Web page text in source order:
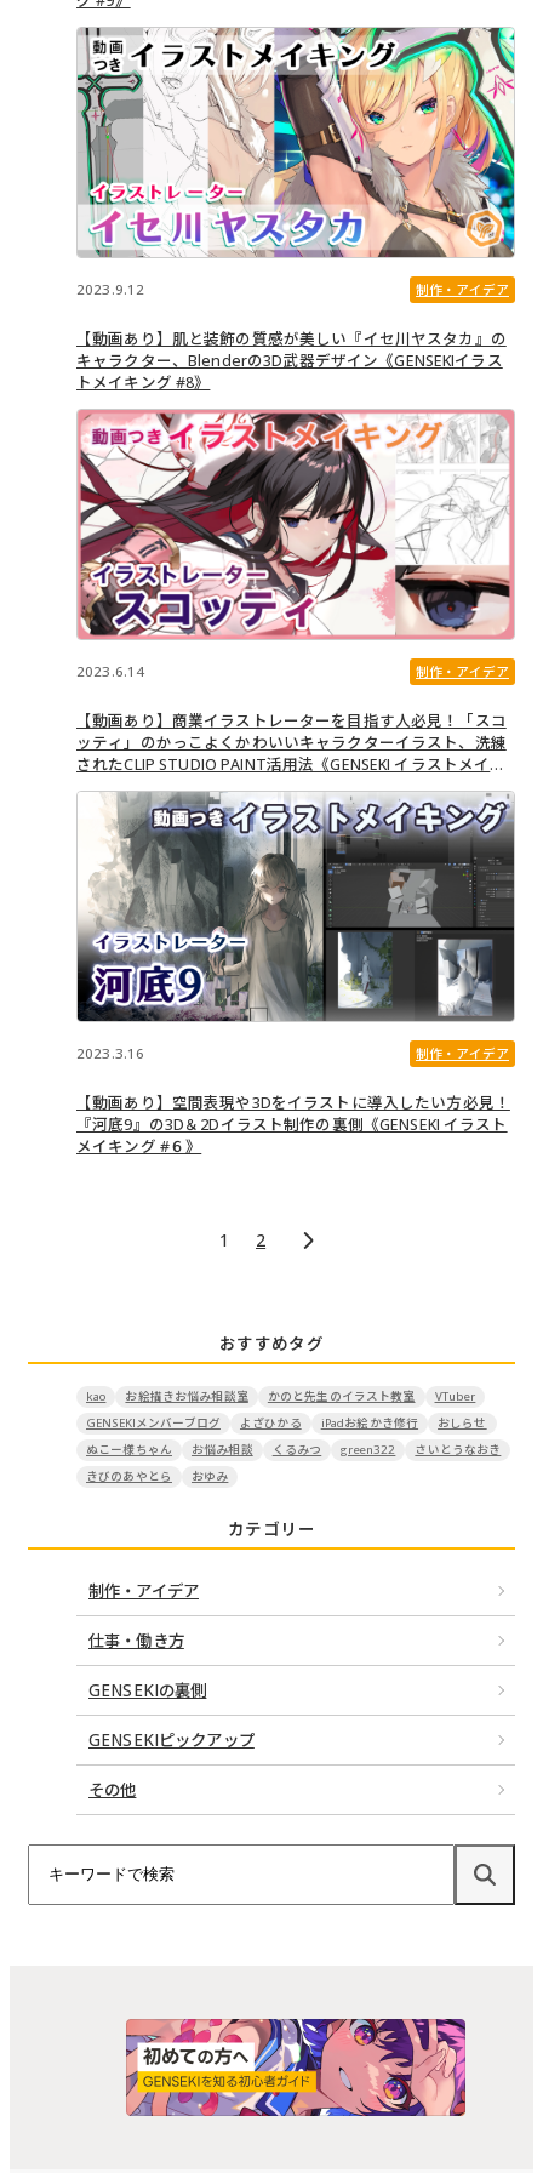
2023.9.12 制作・アイデア
【動画あり】肌と装飾の質感が美しい『イセ川ヤスタカ』の
キャラクター、Blenderの3D武器デザイン《GENSEKIイラス
トメイキング #8》
2023.6.14 制作・アイデア
【動画あり】商業イラストレーターを目指す人必見！「スコ
ッティ」のかっこよくかわいいキャラクターイラスト、洗練
されたCLIP STUDIO PAINT活用法《GENSEKI イラストメイキ
ング #7》
2023.3.16 制作・アイデア
【動画あり】空間表現や3Dをイラストに導入したい方必見！
『河底9』の3D＆2Dイラスト制作の裏側《GENSEKI イラスト
メイキング #６》
1 2
おすすめタグ
kao お絵描きお悩み相談室 かのと先生のイラスト教室
VTuber
GENSEKIメンバーブログ
よざひかる iPadお絵かき修行
おしらせ
ぬこー様ちゃん
お悩み相談 くるみつ green322
さいとうなおき
きびのあやとら
おゆみ
カテゴリー
制作・アイデア
仕事・働き方
GENSEKIの裏側
GENSEKIピックアップ
その他